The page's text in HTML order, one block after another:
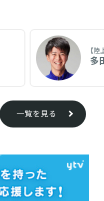
【陸
多
一覧を見る